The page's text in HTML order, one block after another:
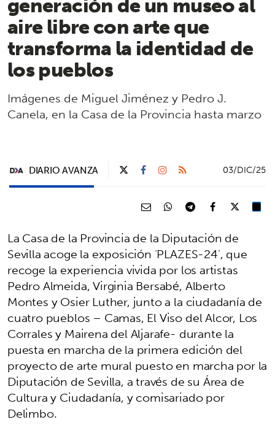
aire libre con arte que
transforma la identidad de
los pueblos
Imágenes de Miguel Jiménez y Pedro J.
Canela, en la Casa de la Provincia hasta marzo
DIARIO AVANZA 03/DIC/25
La Casa de la Provincia de la Diputación de
Sevilla acoge la exposición ‘PLAZES-24’, que
recoge la experiencia vivida por los artistas
Pedro Almeida, Virginia Bersabé, Alberto
Montes y Osier Luther, junto a la ciudadanía de
cuatro pueblos – Camas, El Viso del Alcor, Los
Corrales y Mairena del Aljarafe- durante la
puesta en marcha de la primera edición del
proyecto de arte mural puesto en marcha por la
Diputación de Sevilla, a través de su Área de
Cultura y Ciudadanía, y comisariado por
Delimbo.